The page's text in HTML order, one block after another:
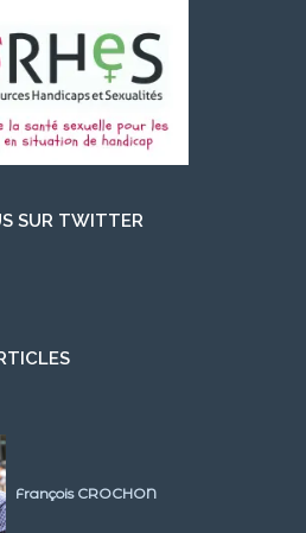
SUR TWITTER
François CROCHON